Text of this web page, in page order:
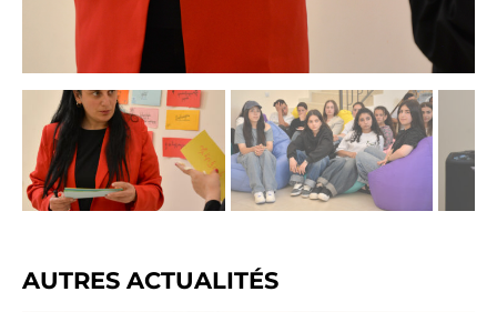
AUTRES ACTUALITÉS